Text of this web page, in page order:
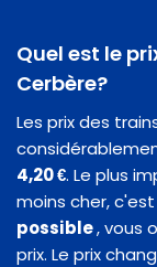
Quel est le
Cerbère?
Les prix des
4,20 €. Le plus
moins cher,
possible, vous
prix. Le prix